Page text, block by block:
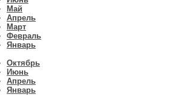
Май
Апрель
Март
Февраль
Январь
Октябрь
Июнь
Апрель
Январь